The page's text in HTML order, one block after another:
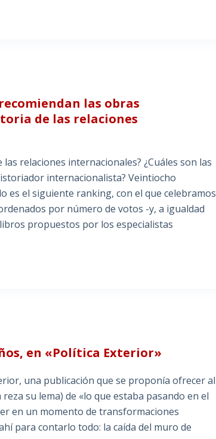
las obras
de las relaciones
relaciones internacionales? ¿Cuáles son las
internacionalista? Veintiocho
es el siguiente ranking, con el que celebramos
por número de votos -y, a igualdad
propuestos por los especialistas
en «Política Exterior»
una publicación que se proponía ofrecer al
su lema) de «lo que estaba pasando en el
en un momento de transformaciones
para contarlo todo: la caída del muro de